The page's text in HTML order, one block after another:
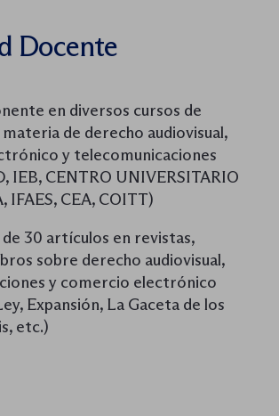
Docente
en diversos cursos de
de derecho audiovisual,
y telecomunicaciones
IEB, CENTRO UNIVERSITARIO
IFAES, CEA, COITT)
30 artículos en revistas,
sobre derecho audiovisual,
y comercio electrónico
Expansión, La Gaceta de los
etc.)